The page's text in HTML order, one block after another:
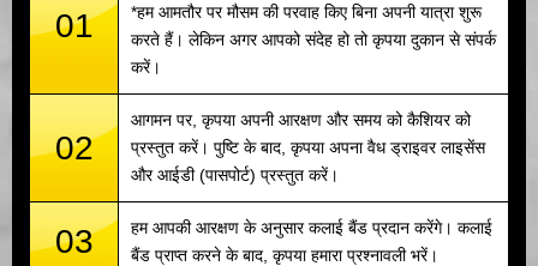
01
*हम आमतौर पर मौसम की परवाह किए बिना अपनी यात्रा शुरू
करते हैं। लेकिन अगर आपको संदेह हो तो कृपया दुकान से संपर्क
करें।
02
आगमन पर, कृपया अपनी आरक्षण और समय को कैशियर को
प्रस्तुत करें। पुष्टि के बाद, कृपया अपना वैध ड्राइवर लाइसेंस
और आईडी (पासपोर्ट) प्रस्तुत करें।
03
हम आपकी आरक्षण के अनुसार कलाई बैंड प्रदान करेंगे। कलाई
बैंड प्राप्त करने के बाद, कृपया हमारा प्रश्नावली भरें।